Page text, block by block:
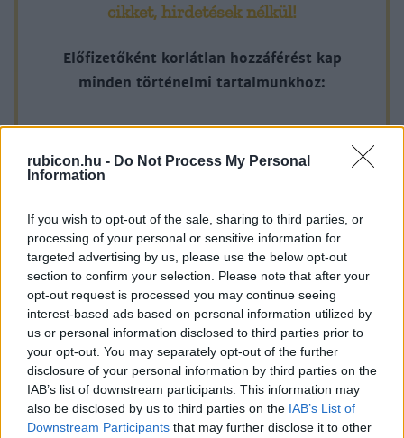
rubicon.hu - Do Not Process My Personal
Information
If you wish to opt-out of the sale, sharing to third parties, or
processing of your personal or sensitive information for
targeted advertising by us, please use the below opt-out
section to confirm your selection. Please note that after your
opt-out request is processed you may continue seeing
interest-based ads based on personal information utilized by
us or personal information disclosed to third parties prior to
your opt-out. You may separately opt-out of the further
disclosure of your personal information by third parties on the
IAB’s list of downstream participants. This information may
also be disclosed by us to third parties on the IAB’s List of
Downstream Participants that may further disclose it to other
emlékmű – a talapzatot a Segesváron is működő építész,
szobrász készítette, a segesvári hegyoldalban, a vár csúcsán
honvédsírok körül emlékkertet hozott létre, emlékházat
építtetett „múzeumőrrel”, és Petőfi halálával kapcsolatos
„...megvolt az az ágy, amelyikben Petőfi utolsó éjszakáján
hált, valamint az a kávéscsésze, amelyből utolsó reggelijét
fogyasztotta, s amelyet a székelykeresztúri Varga Rózsika
nemzeti színű szalaggal kötött át”. (Máthé Attila:
Fehéregyháza története. Kiadja a fehéregyházi Petőfi Sándor
Művelődési Egyesület. Fehéregyháza, 1999, 115)
Fehéregyháza tehát már 1898-ban, a szabadságharc
ötvenedik évfordulóján, Segesvárral együtt az országos
cikket, hirdetések nélkül!
Előfizetőként korlátlan hozzáférést kap
minden történelmi tartalmunkhoz:
Több mint 370 korábbi lapszámunk
Rubicon Online rovatok cikkei
Hirdetésmentes olvasó felület
Kedvenc cikkek elmentése, könyvjelzők
Az első hónap csak 200 Ft-ba kerül. Próbálja
ki!
KIPRÓBÁLOM 200 FT-ÉRT